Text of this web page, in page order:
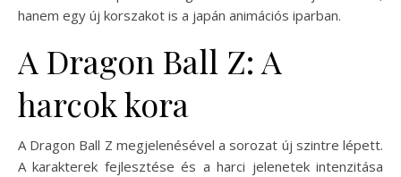
hanem egy új korszakot is a japán animációs iparban.
A Dragon Ball Z: A
harcok kora
A Dragon Ball Z megjelenésével a sorozat új szintre lépett.
A karakterek fejlesztése és a harci jelenetek intenzitása